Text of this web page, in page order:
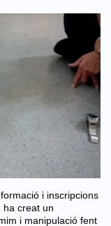
i inscripcions
ha creat un
i manipulació fent